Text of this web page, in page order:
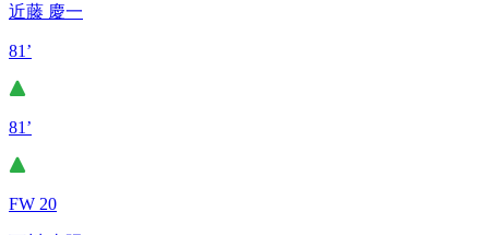
近藤 慶一
81’
81’
FW 20